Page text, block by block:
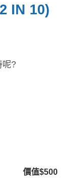
IN 10)
呢?
價值$500